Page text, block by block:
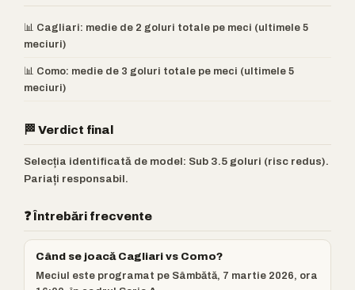
📊 Cagliari: medie de 2 goluri totale pe meci (ultimele 5
meciuri)
📊 Como: medie de 3 goluri totale pe meci (ultimele 5
meciuri)
🏁 Verdict final
Selecția identificată de model: Sub 3.5 goluri (risc redus).
Pariați responsabil.
❓ Întrebări frecvente
Când se joacă Cagliari vs Como?
Meciul este programat pe Sâmbătă, 7 martie 2026, ora